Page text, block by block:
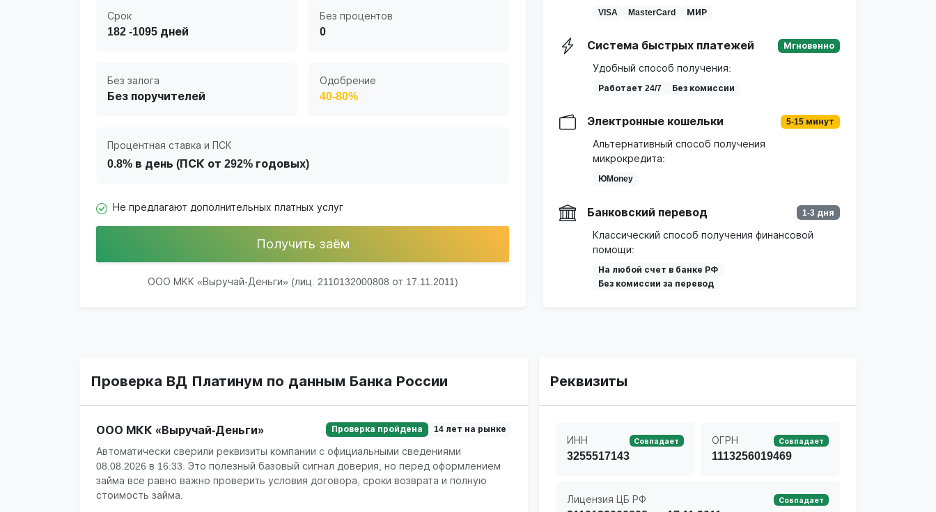
Срок
182 -1095 дней
Без процентов
0
Без залога
Без поручителей
Одобрение
40-80%
Процентная ставка и ПСК
0.8% в день (ПСК от 292% годовых)
Не предлагают дополнительных платных услуг
Получить заём
ООО МКК «Выручай-Деньги» (лиц. 2110132000808 от 17.11.2011)
VISA MasterCard МИР
Система быстрых платежей Мгновенно
Удобный способ получения:
Работает 24/7 Без комиссии
Электронные кошельки 5-15 минут
Альтернативный способ получения
микрокредита:
ЮMoney
Банковский перевод 1-3 дня
Классический способ получения финансовой
помощи:
На любой счет в банке РФ
Без комиссии за перевод
Проверка ВД Платинум по данным Банка России
ООО МКК «Выручай-Деньги» Проверка пройдена 14 лет на рынке
Автоматически сверили реквизиты компании с официальными сведениями
08.08.2026 в 16:33. Это полезный базовый сигнал доверия, но перед оформлением
займа все равно важно проверить условия договора, сроки возврата и полную
стоимость займа.
Реквизиты
ИНН Совпадает
3255517143
ОГРН Совпадает
1113256019469
Лицензия ЦБ РФ Совпадает